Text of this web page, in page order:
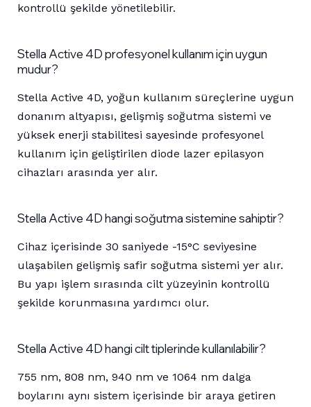
kontrollü şekilde yönetilebilir.
Stella Active 4D profesyonel kullanım için uygun
mudur?
Stella Active 4D, yoğun kullanım süreçlerine uygun
donanım altyapısı, gelişmiş soğutma sistemi ve
yüksek enerji stabilitesi sayesinde profesyonel
kullanım için geliştirilen diode lazer epilasyon
cihazları arasında yer alır.
Stella Active 4D hangi soğutma sistemine sahiptir?
Cihaz içerisinde 30 saniyede -15°C seviyesine
ulaşabilen gelişmiş safir soğutma sistemi yer alır.
Bu yapı işlem sırasında cilt yüzeyinin kontrollü
şekilde korunmasına yardımcı olur.
Stella Active 4D hangi cilt tiplerinde kullanılabilir?
755 nm, 808 nm, 940 nm ve 1064 nm dalga
boylarını aynı sistem içerisinde bir araya getiren